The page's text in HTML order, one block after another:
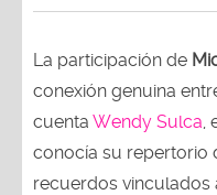
La participación de
conexión genuina
cuenta Wendy Sulca
conocía su repertorio
recuerdos vinculados